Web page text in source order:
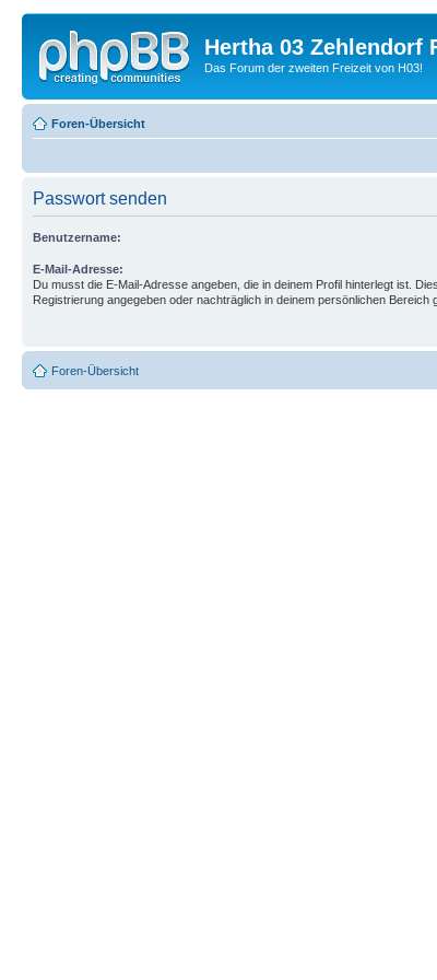
Hertha 03 Zehlendorf
Das Forum der zweiten Freizeit von H03!
Foren-Übersicht
Passwort senden
Benutzername:
E-Mail-Adresse:
Du musst die E-Mail-Adresse angeben, die in deinem Profil hinterlegt ist.
Registrierung angegeben oder nachträglich in deinem persönlichen Bereich
Foren-Übersicht